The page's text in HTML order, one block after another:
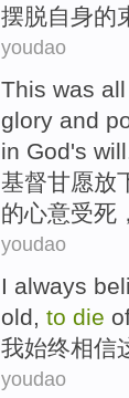
摆脱自身的
youdao
This was all
glory and
in God's
基督甘愿放
的心意受死 ，
youdao
I always
old, to die
我始终相信
youdao